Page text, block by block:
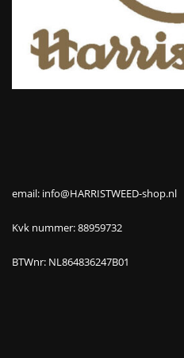
email: info@HARRISTWEED-shop.nl
Kvk nummer: 88959732
BTWnr: NL864836247B01